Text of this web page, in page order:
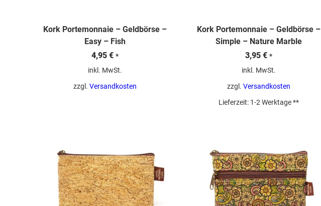
Kork Portemonnaie – Geldbörse –
Easy – Fish
4,95 € *
inkl. MwSt.
zzgl. Versandkosten
Kork Portemonnaie – Geldbörse –
Simple – Nature Marble
3,95€ *
inkl. MwSt.
zzgl.Versandkosten
Lieferzeit: 1-2 Werktage **